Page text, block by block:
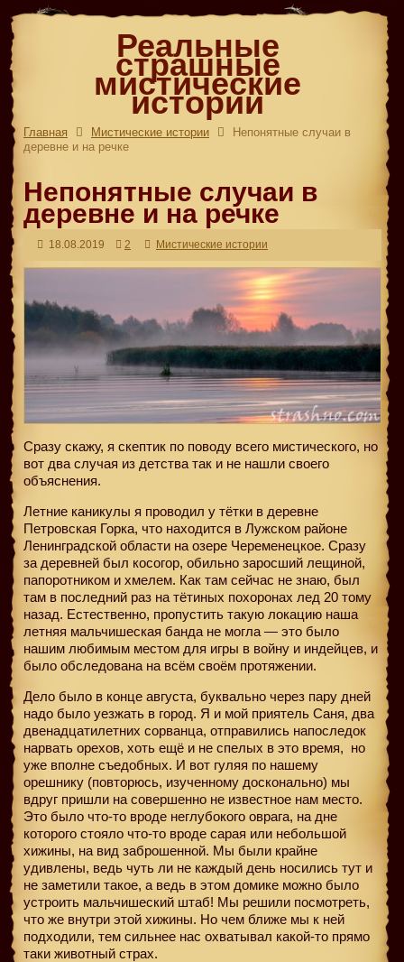
Реальные
страшные
мистические
истории
Главная Мистические истории
Непонятные случаи в
деревне и на речке
Непонятные случаи в
деревне и на речке
18.08.2019 2 Мистические истории
Сразу скажу, я скептик по поводу всего мистического, но
вот два случая из детства так и не нашли своего
объяснения.
Летние каникулы я проводил у тётки в деревне
Петровская Горка, что находится в Лужском районе
Ленинградской области на озере Череменецкое. Сразу
за деревней был косогор, обильно заросший лещиной,
папоротником и хмелем. Как там сейчас не знаю, был
там в последний раз на тётиных похоронах лед 20 тому
назад. Естественно, пропустить такую локацию наша
летняя мальчишеская банда не могла — это было
нашим любимым местом для игры в войну и индейцев, и
было обследована на всём своём протяжении.
Дело было в конце августа, буквально через пару дней
надо было уезжать в город. Я и мой приятель Саня, два
двенадцатилетних сорванца, отправились напоследок
нарвать орехов, хоть ещё и не спелых в это время, но
уже вполне съедобных. И вот гуляя по нашему
орешнику (повторюсь, изученному досконально) мы
вдруг пришли на совершенно не известное нам место.
Это было что-то вроде неглубокого оврага, на дне
которого стояло что-то вроде сарая или небольшой
хижины, на вид заброшенной. Мы были крайне
удивлены, ведь чуть ли не каждый день носились тут и
не заметили такое, а ведь в этом домике можно было
устроить мальчишеский штаб! Мы решили посмотреть,
что же внутри этой хижины. Но чем ближе мы к ней
подходили, тем сильнее нас охватывал какой-то прямо
таки животный страх.